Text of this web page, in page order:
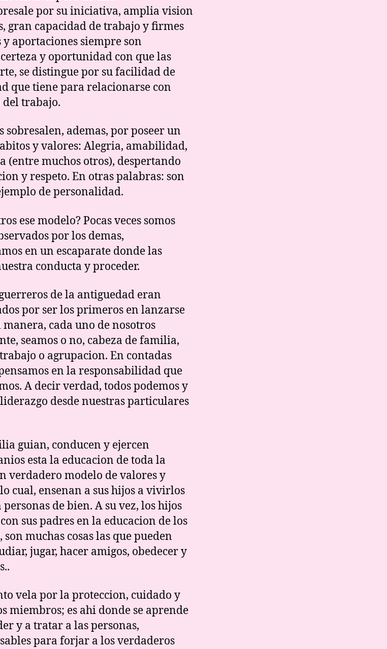
por su iniciativa, amplia vision
gran capacidad de trabajo y firmes
y aportaciones siempre son
y oportunidad con que las
se distingue por su facilidad de
que tiene para relacionarse con
trabajo.
sobresalen, ademas, por poseer un
y valores: Alegria, amabilidad,
(entre muchos otros), despertando
y respeto. En otras palabras: son
de personalidad.
ese modelo? Pocas veces somos
por los demas,
en un escaparate donde las
conducta y proceder.
de la antiguedad eran
por ser los primeros en lanzarse
cada uno de nosotros
seamos o no, cabeza de familia,
o agrupacion. En contadas
en la responsabilidad que
A decir verdad, todos podemos y
desde nuestras particulares
guian, conducen y ejercen
esta la educacion de toda la
verdadero modelo de valores y
cual, ensenan a sus hijos a vivirlos
de bien. A su vez, los hijos
sus padres en la educacion de los
muchas cosas las que pueden
jugar, hacer amigos, obedecer y
vela por la proteccion, cuidado y
miembros; es ahi donde se aprende
y a tratar a las personas,
para forjar a los verdaderos